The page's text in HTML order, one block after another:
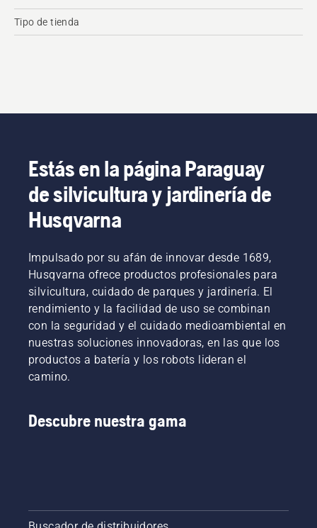
Tipo de tienda
Estás en la página Paraguay
de silvicultura y jardinería de
Husqvarna
Impulsado por su afán de innovar desde 1689,
Husqvarna ofrece productos profesionales para
silvicultura, cuidado de parques y jardinería. El
rendimiento y la facilidad de uso se combinan
con la seguridad y el cuidado medioambiental en
nuestras soluciones innovadoras, en las que los
productos a batería y los robots lideran el
camino.
Descubre nuestra gama